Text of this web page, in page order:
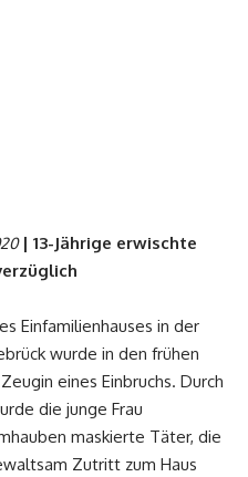
| 13-Jährige erwischte
Einfamilienhauses in der
wurde in den frühen
eines Einbruchs. Durch
die junge Frau
maskierte Täter, die
Zutritt zum Haus